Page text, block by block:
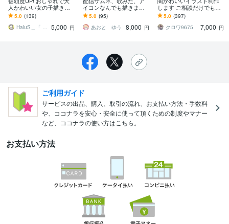
人かわいい女の子描きま
す お手元の写真のポーズ
のままで無くてもOK!
5.0 (139)
HaluS＿「 大人かわいい」イラスト 5,000 円
イコンなんでも描きます
可愛く、元気なキャラク
ターに仕上げます！
5.0 (95)
あおと ゆう
8,000 円
します ご相談だけでもO
K！お気軽にご連絡くださ
い
5.0 (397)
クロワ9675
7,000 円
ご利用ガイド
サービスの出品、購入、取引の流れ、お支払い方法・手数料
や、ココナラを安心・安全に使って頂くための制度やマナー
など、ココナラの使い方はこちら。
お支払い方法